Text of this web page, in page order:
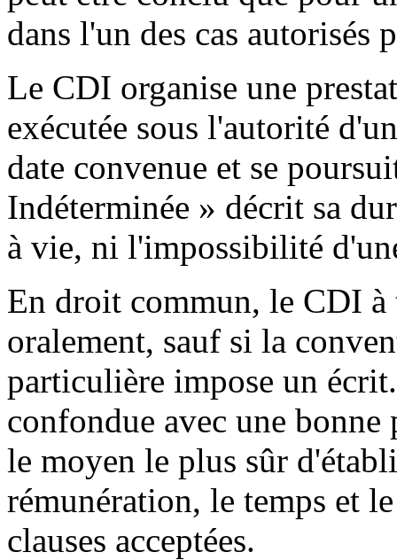
dans l'un des cas autorisés
Le CDI organise une
exécutée sous l'autorité
date convenue et se
Indéterminée » décrit sa
à vie, ni l'impossibilité
En droit commun, le CDI
oralement, sauf si la
particulière impose un
confondue avec une
le moyen le plus sûr
rémunération, le temps et
clauses acceptées.